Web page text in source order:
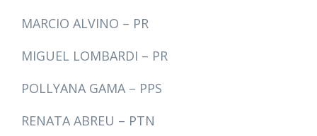
MARCIO ALVINO – PR
MIGUEL LOMBARDI – PR
POLLYANA GAMA – PPS
RENATA ABREU – PTN